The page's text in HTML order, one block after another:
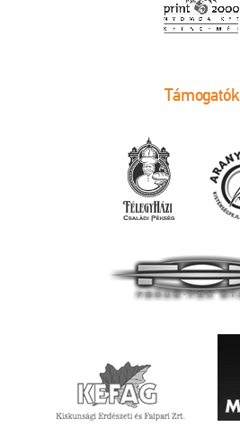
Támogatók